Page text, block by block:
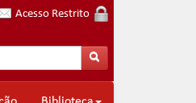
Acesso Restrito